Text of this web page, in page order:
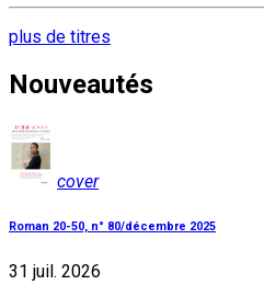
plus de titres
Nouveautés
cover
Roman 20-50, n° 80/décembre 2025
31 juil. 2026